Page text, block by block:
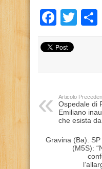
Articolo
Ospedale di
Emiliano
che esista
Gravina (Ba). SP
(M5S):